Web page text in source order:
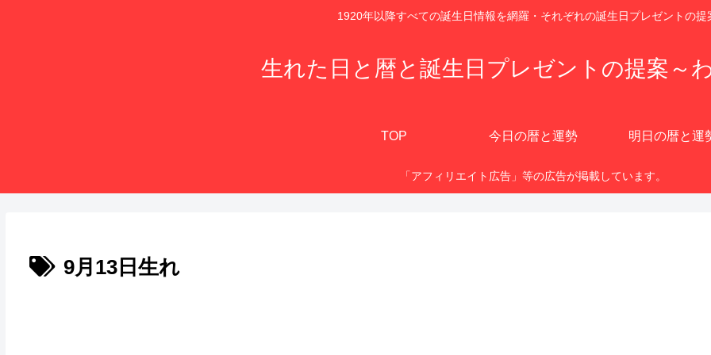
1920年以降すべての誕生日情報を網羅・それぞれの誕生日プレゼントの提
生れた日と暦と誕生日プレゼントの提案～
TOP 今日の暦と運勢 明日の暦と運
「アフィリエイト広告」等の広告が掲載しています。
9月13日生れ